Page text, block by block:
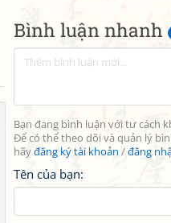
Bình luận nhanh
Bạn đang bình luận với tư cách
Để có thể theo dõi và quản lý
hãyđăng ký tài khoản /đăng
Tên của bạn: